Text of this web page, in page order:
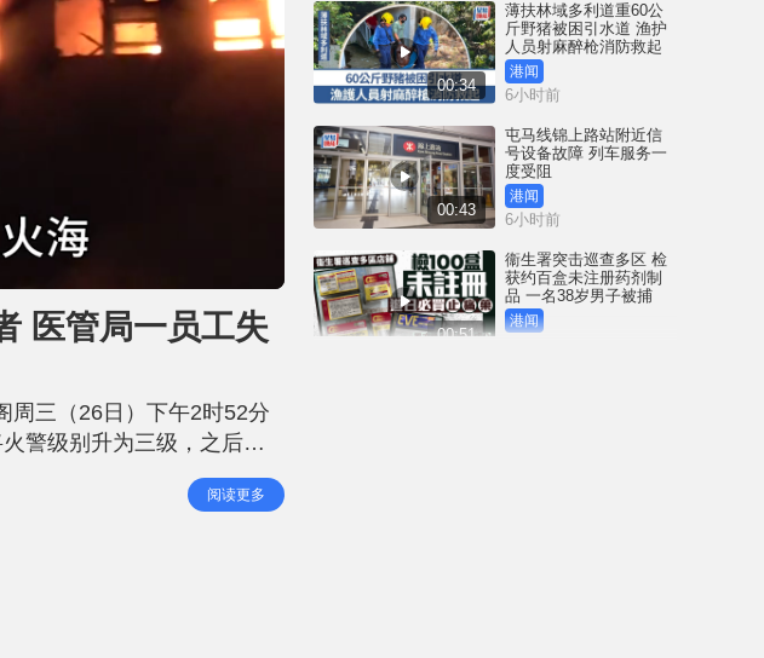
医管局一员工失
周三（26日）下午2时52分
警级别升为三级，之后在
方已设立热线让市民查询
11月27日
阅读更多
00:34
薄扶林域多利道重60公
斤野猪被困引水道 渔护
人员射麻醉枪消防救起
港闻
6小时前
00:43
屯马线锦上路站附近信
号设备故障 列车服务一
度受阻
港闻
6小时前
00:51
衞生署突击巡查多区 检
获约百盒未注册药剂制
品 一名38岁男子被捕
港闻